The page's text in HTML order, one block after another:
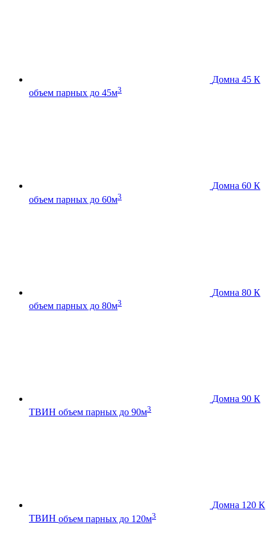
Домна 45 К
объем парных до 45м3
Домна 60 К
объем парных до 60м3
Домна 80 К
объем парных до 80м3
Домна 90 К
ТВИН объем парных до 90м3
Домна 120 К
ТВИН объем парных до 120м3